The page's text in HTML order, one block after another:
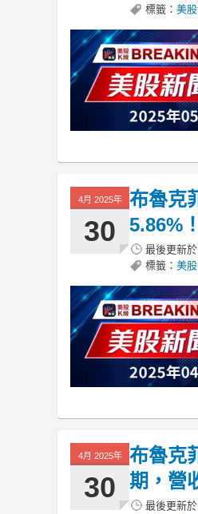
標籤： 美股
4月 2025年
30
布魯克
5.86%！
最後更新於
標籤： 美股
4月 2025年
30
布魯克
期，營
最後更新於